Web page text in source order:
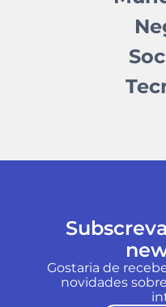
Gostaria de
novidades